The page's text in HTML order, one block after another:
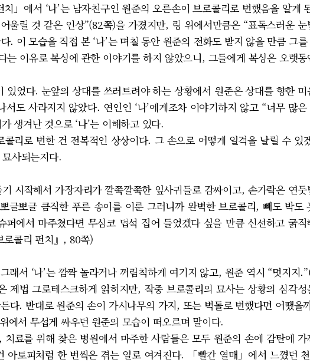
」에서 ‘나’는 남자친구인 원준의 오른손이 브로콜리로 변했음을 알게
울릴 것 같은 인상”(82쪽)을 가졌지만, 링 위에서만큼은 “표독스러운
. 이 모습을 직접 본 ‘나’는 며칠 동안 원준의 전화도 받지 않을 만큼 그
이유로 복싱에 관한 이야기를 하지 않았으니, 그들에게 복싱은 오랫동
있었다. 눈앞의 상대를 쓰러트려야 하는 상황에서 원준은 상대를 향한 미
도 사라지지 않았다. 연인인 ‘나’에게조차 이야기하지 않고 “너무 많
생겨난 것으로 ‘나’는 이해하고 있다.
리로 변한 건 전복적인 상상이다. 그 손으로 어떻게 일격을 날릴 수 있
사되는지다.
시작해서 가장자리가 깔쭉깔쭉한 잎사귀들로 감싸이고, 손가락은 연
글뽀글 큼직한 푸른 송이를 이룬 그러니까 완벽한 브로콜리, 빼도 박도
에서 마주쳤다면 무심코 덥석 집어 들었겠다 싶을 만큼 신선하고 굵직
로콜리 펀치』, 80쪽)
래서 ‘나’는 깜짝 놀라거나 꺼림칙하게 여기지 않고, 원준 역시 “멋지지
제법 그로테스크하게 읽히지만, 작중 브로콜리의 묘사는 상황의 심각성
다. 반대로 원준의 손이 가시나무의 가지, 또는 벽돌로 변했다면 어땠을
에서 무섭게 싸우던 원준의 모습이 떠오르며 말이다.
치료를 위해 찾은 병원에서 마주한 사람들은 모두 원준의 손에 감탄에
아토피처럼 한 번씩은 겪는 일로 여겨진다. 「빨간 열매」에서 느꼈던